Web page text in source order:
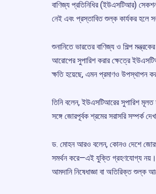
বাণিজ্য প্রতিনিধির (ইউএসটিআর)
নেই এবং প্রস্তাবিত শুল্ক কার্যকর হলে
শুনানিতে ভারতের বাণিজ্য ও শিল্প
আরোপের সুপারিশ করার ক্ষেত্রে
ক্ষতি হয়েছে, এমন প্রমাণও উপস্থাপন
তিনি বলেন, ইউএসটিআরের সুপারিশ মূলত
সঙ্গে জোরপূর্বক শ্রমের সরাসরি সম্পর্ক
ড. মোহন আরও বলেন, কোনও দেশে
সমর্থন করে—এই যুক্তি গ্রহণযোগ্য নয়।
আমদানি নিষেধাজ্ঞা বা অতিরিক্ত শুল্ক